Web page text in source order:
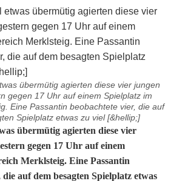
übermütig agierten diese vier jungen
gegen 17 Uhr auf einem Spielplatz im
Eine Passantin beobachtete vier, die auf
Spielplatz etwas zu viel [&hellip;]
übermütig agierten diese vier
gegen 17 Uhr auf einem
Merklsteig. Eine Passantin
auf dem besagten Spielplatz etwas